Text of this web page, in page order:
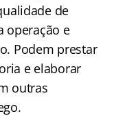
de
operação e
Podem prestar
e elaborar
outras